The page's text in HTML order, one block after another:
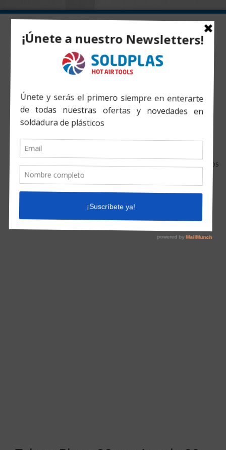
Inicio»Productos»Tobera Plana 20mm Angulo 90 grados